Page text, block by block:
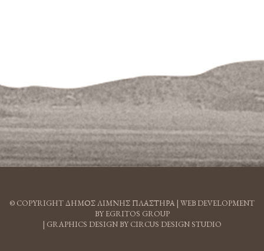
© COPYRIGHT ΔΗΜΟΣ ΛΙΜΝΗΣ ΠΛΑΣΤΗΡΑ | WEB DEVELOPMENT
BY EGRITOS GROUP
| GRAPHICS DESIGN BY CIRCUS DESIGN STUDIO